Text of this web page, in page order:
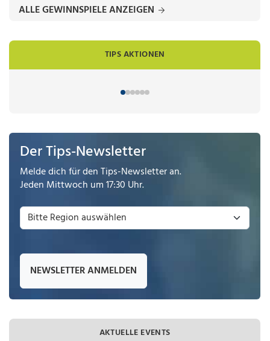
ALLE GEWINNSPIELE ANZEIGEN
TIPS AKTIONEN
Der Tips-Newsletter
Melde dich für den Tips-Newsletter an.
Jeden Mittwoch um 17:30 Uhr.
NEWSLETTER ANMELDEN
AKTUELLE EVENTS